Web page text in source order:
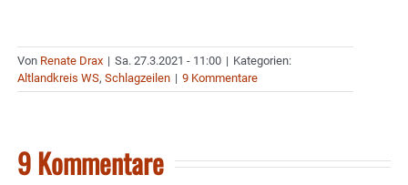
Von Renate Drax | Sa. 27.3.2021 - 11:00 | Kategorien:
Altlandkreis WS, Schlagzeilen | 9 Kommentare
9 Kommentare